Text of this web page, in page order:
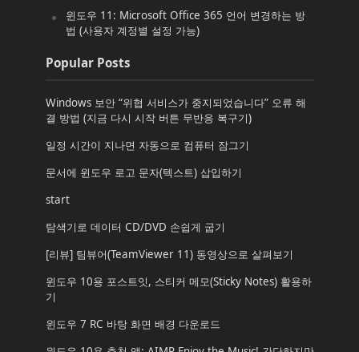
윈도우 11: Microsoft Office 365 언어 변경하는 방
법 (사용자 계정별 설정 가능)
Popular Posts
Windows 보안 “위협 서비스가 중지되었습니다” 오류 해
결 방법 (지금 다시 시작 버튼 무반응 복구기)
일정 시간이 지나면 자동으로 컴퓨터 잠그기
문서에 윈도우 로고 문자(텍스트) 삽입하기
start
탐색기로 데이터 CD/DVD 손쉽게 굽기
[리뷰] 팀뷰어(TeamViewer 11) 동영상으로 살펴보기
윈도우 10용 포스트잇, 스티커 메모(Sticky Notes) 활용하
기
윈도우 7 RC 바탕 화면 배경 다운로드